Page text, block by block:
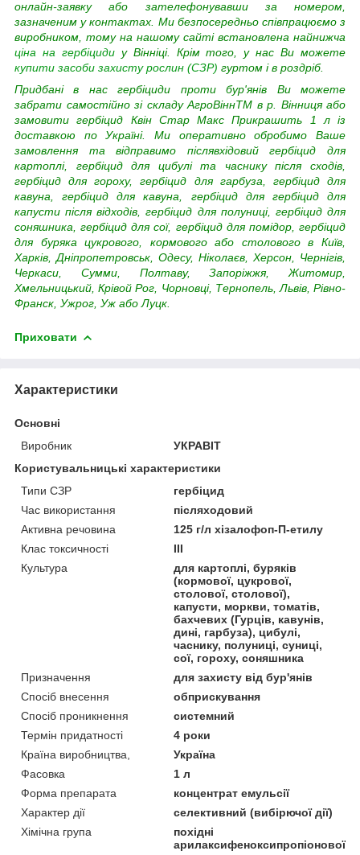
онлайн-заявку або зателефонувавши за номером,
зазначеним у контактах. Ми безпосередньо співпрацюємо з
виробником, тому на нашому сайті встановлена найнижча
ціна на гербіциди у Вінніці. Крім того, у нас Ви можете
купити засоби захисту рослин (СЗР) гуртом і в роздріб.
Придбані в нас гербіциди проти бур'янів Ви можете
забрати самостійно зі складу АгроВіннTM в р. Вінниця або
замовити гербіцид Квін Стар Макс Прикрашить 1 л із
доставкою по Україні. Ми оперативно обробимо Ваше
замовлення та відправимо післявхідовий гербіцид для
картоплі, гербіцид для цибулі та часнику після сходів,
гербіцид для гороху, гербіцид для гарбуза, гербіцид для
кавуна, гербіцид для кавуна, гербіцид для гербіцид для
капусти після відходів, гербіцид для полуниці, гербіцид для
соняшника, гербіцид для сої, гербіцид для помідор, гербіцид
для буряка цукрового, кормового або столового в Київ,
Харків, Дніпропетровськ, Одесу, Ніколаєв, Херсон, Чернігів,
Черкаси, Сумми, Полтаву, Запоріжжя, Житомир,
Хмельницький, Крівой Рог, Чорновці, Тернопель, Львів, Рівно-
Франск, Ужрог, Уж або Луцк.
Приховати
Характеристики
Основні
Виробник
УКРАВІТ
Користувальницькі характеристики
Типи СЗР
гербіцид
Час використання
післяходовий
Активна речовина
125 г/л хізалофоп-П-етилу
Клас токсичності
III
Культура
для картоплі, буряків
(кормової, цукрової,
столової, столової),
капусти, моркви, томатів,
бахчевих (Гурців, кавунів,
дині, гарбуза), цибулі,
часнику, полуниці, суниці,
сої, гороху, соняшника
Призначення
для захисту від бур'янів
Спосіб внесення
обприскування
Спосіб проникнення
системний
Термін придатності
4 роки
Країна виробництва,
Україна
Фасовка
1 л
Форма препарата
концентрат емульсії
Характер дії
селективний (вибірючої дії)
Хімічна група
похідні
арилаксифеноксипропіонової